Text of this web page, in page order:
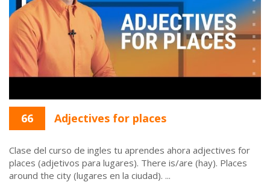
66 Adjectives for places
Clase del curso de ingles tu aprendes ahora adjectives for
places (adjetivos para lugares). There is/are (hay). Places
around the city (lugares en la ciudad). ...